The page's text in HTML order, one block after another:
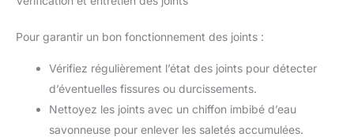
Pour garantir un bon fonctionnement des joints :
Vérifiez régulièrement l’état des joints pour détecter
d’éventuelles fissures ou durcissements.
Nettoyez les joints avec un chiffon imbibé d’eau
savonneuse pour enlever les saletés accumulées.